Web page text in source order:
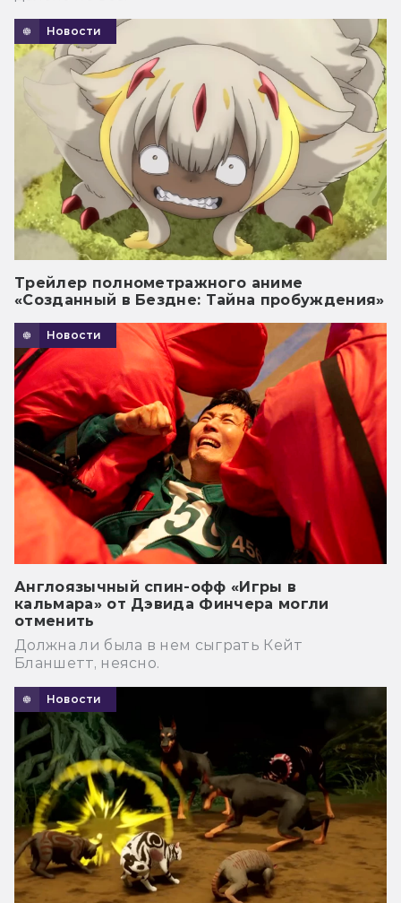
Новости
Трейлер полнометражного аниме
«Созданный в Бездне: Тайна пробуждения»
Новости
Англоязычный спин-офф «Игры в
кальмара» от Дэвида Финчера могли
отменить
Должна ли была в нем сыграть Кейт
Бланшетт, неясно.
Новости